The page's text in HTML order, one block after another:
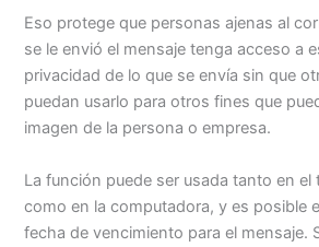
Eso protege que personas ajenas al
se le envió el mensaje tenga acceso a
privacidad de lo que se envía sin que
puedan usarlo para otros fines que
imagen de la persona o empresa.
La función puede ser usada tanto en el
como en la computadora, y es posible
fecha de vencimiento para el mensaje.